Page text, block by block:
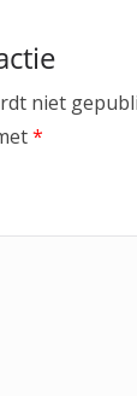
niet
*